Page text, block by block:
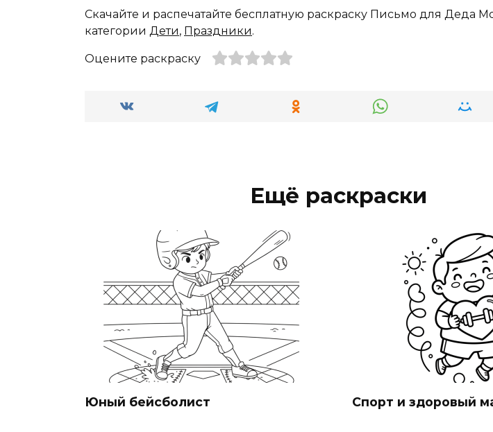
Скачайте и распечатайте бесплатную раскраску Письмо для Деда
категории Дети, Праздники.
Оцените раскраску
Ещё раскраски
Юный бейсболист Спорт и здоровый